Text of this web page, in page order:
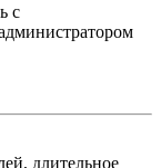
с
длительное